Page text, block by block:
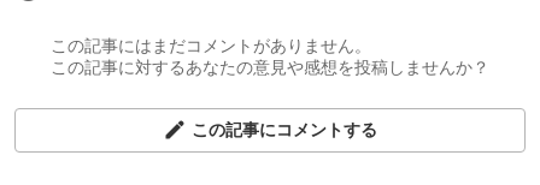
この記事にはまだコメントがありません。
この記事に対するあなたの意見や感想を投稿しませんか？
この記事にコメントする